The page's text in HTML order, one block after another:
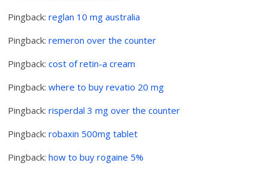
Pingback:reglan 10 mg australia
Pingback:remeron over the counter
Pingback:cost of retin-a cream
Pingback:where to buy revatio 20 mg
Pingback:risperdal 3 mg over the counter
Pingback:robaxin 500mg tablet
Pingback:how to buy rogaine 5%